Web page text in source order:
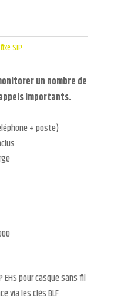
SIP
un nombre de
importants.
+ poste)
EHS pour casque sans fil
via les clés BLF